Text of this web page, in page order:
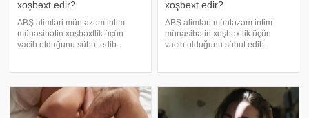
xoşbəxt edir?
ABŞ alimləri müntəzəm intim
münasibətin xoşbəxtlik üçün
vacib olduğunu sübut edib.
araşdırılıb. Məlum olub ki,
həyatlarınd
xoşbəxt edir?
ABŞ alimləri müntəzəm intim
münasibətin xoşbəxtlik üçün
vacib olduğunu sübut edib.
olub ki, həyatlarında mütəmad